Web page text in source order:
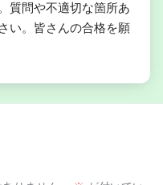
質問や不適切な箇所あ
い。皆さんの合格を願